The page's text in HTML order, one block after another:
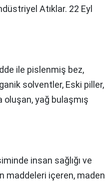
Atıklar. 22 Eyl
ile pislenmiş bez,
solventler, Eski piller,
yağ bulaşmış
insan sağlığı ve
maddeleri içeren, maden